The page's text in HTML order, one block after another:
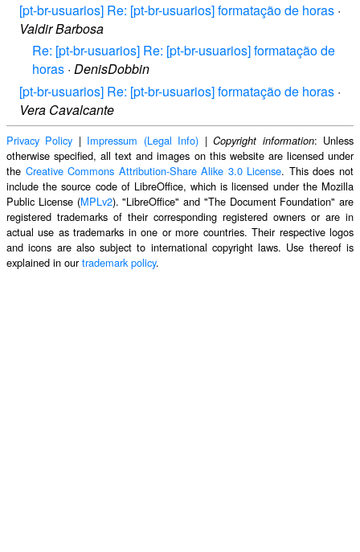
[pt-br-usuarios] Re: [pt-br-usuarios] formatação de horas ·
Valdir Barbosa
Re: [pt-br-usuarios] Re: [pt-br-usuarios] formatação de
horas · DenisDobbin
[pt-br-usuarios] Re: [pt-br-usuarios] formatação de horas ·
Vera Cavalcante
Privacy Policy | Impressum (Legal Info) |Copyright information: Unless
otherwise specified, all text and images on this website are licensed under
the Creative Commons Attribution-Share Alike 3.0 License. This does not
include the source code of LibreOffice, which is licensed under the Mozilla
Public License (MPLv2). "LibreOffice" and "The Document Foundation" are
registered trademarks of their corresponding registered owners or are in
actual use as trademarks in one or more countries. Their respective logos
and icons are also subject to international copyright laws. Use thereof is
explained in ourtrademark policy.